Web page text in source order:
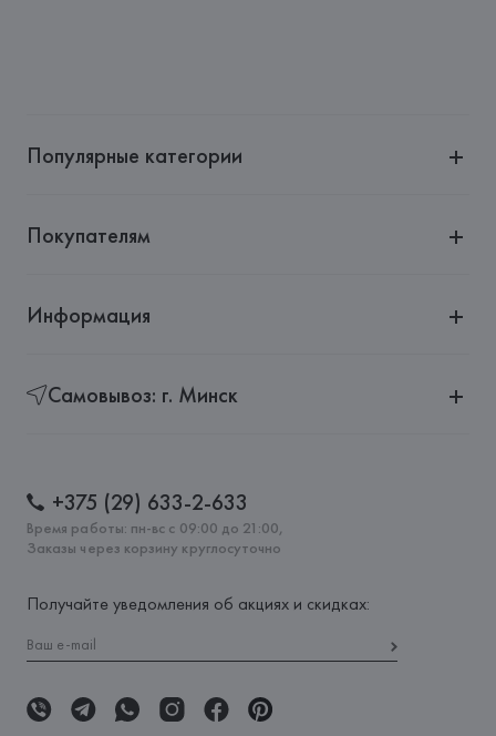
Популярные категории
Покупателям
Информация
Самовывоз: г. Минск
+375 (29) 633-2-633
Время работы: пн-вс с 09:00 до 21:00,
Заказы через корзину круглосуточно
Получайте уведомления об акциях и скидках: